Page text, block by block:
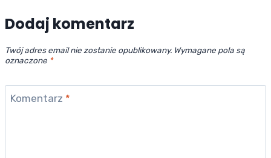
Dodaj komentarz
Twój adres email nie zostanie opublikowany. Wymagane pola są
oznaczone *
Komentarz *